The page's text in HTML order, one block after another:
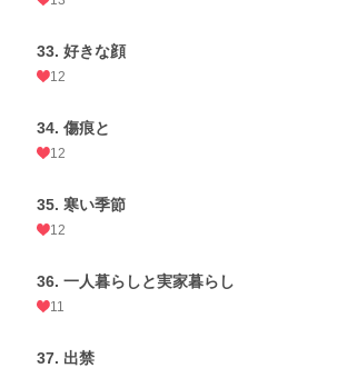
33. 好きな顔
12
34. 傷痕と
12
35. 寒い季節
12
36. 一人暮らしと実家暮らし
11
37. 出禁